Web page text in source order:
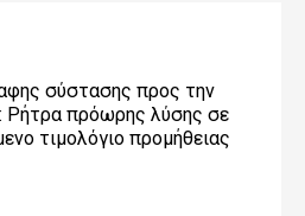
σύστασης προς την
: Ρήτρα πρόωρης λύσης σε
τιμολόγιο προμήθειας